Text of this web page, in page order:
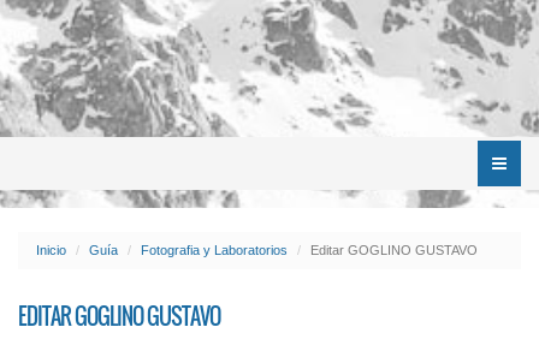
Menú
Inicio Guía Fotografia y Laboratorios Editar GOGLINO GUSTAVO
EDITAR GOGLINO GUSTAVO